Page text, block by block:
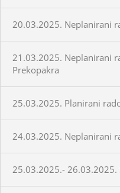
20.03.2025. Neplanirani
21.03.2025. Neplanirani
Prekopakra
25.03.2025. Planirani
24.03.2025. Neplanirani
25.03.2025.- 26.03.2025.